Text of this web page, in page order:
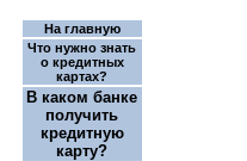
На главную
Что нужно знать
о кредитных
картах?
В каком банке
получить
кредитную
карту?